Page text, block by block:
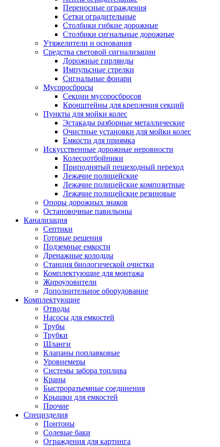
Переносные ограждения
Сетки оградительные
Столбики гибкие дорожные
Столбики сигнальные дорожные
Утяжелители и основания
Средства световой сигнализации
Дорожные гирлянды
Импульсные стрелки
Сигнальные фонари
Мусоросбросы
Секции мусоросбросов
Кронштейны для крепления секций
Пункты для мойки колес
Эстакады разборные металлические
Очистные установки для мойки колес
Емкости для приямка
Искусственные дорожные неровности
Колесоотбойники
Приподнятый пешеходный переход
Лежачие полицейские
Лежачие полицейские композитные
Лежачие полицейские резиновые
Опоры дорожных знаков
Остановочные павильоны
Канализация
Септики
Готовые решения
Подземные емкости
Дренажные колодцы
Станция биологической очистки
Комплектующие для монтажа
Жироуловители
Дополнительное оборудование
Комплектующие
Отводы
Насосы для емкостей
Трубы
Трубки
Шланги
Клапаны поплавковые
Уровнемеры
Системы забора топлива
Краны
Быстроразъемные соединения
Крышки для емкостей
Прочие
Специзделия
Понтоны
Солевые баки
Ограждения для картинга